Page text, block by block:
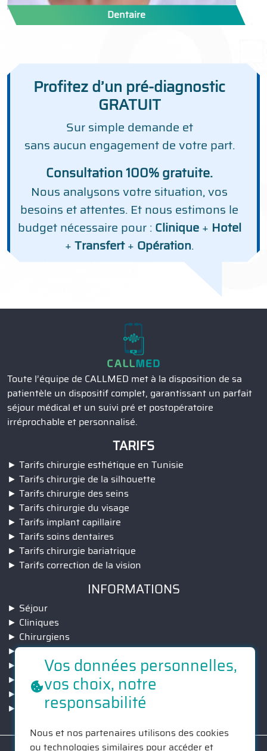
Dentaire
Profitez d’un pré-diagnostic
GRATUIT
Sur simple demande et
sans aucun engagement de votre part.
Consultation 100% gratuite.
Nous analysons votre situation, vos
besoins et attentes. Et nous estimons le
budget nécessaire pour :Clinique+ Hotel
+Transfert+ Opération.
Toute l’équipe de CALLMED met à la disposition de sa
patientèle un dispositif complet, garantissant un parfait
séjour médical et un suivi pré et postopératoire
irréprochable et personnalisé.
TARIFS
Tarifs chirurgie esthétique en Tunisie
Tarifs chirurgie de la silhouette
Tarifs chirurgie des seins
Tarifs chirurgie du visage
Tarifs implant capillaire
Tarifs soins dentaires
Tarifs chirurgie bariatrique
Tarifs correction de la vision
INFORMATIONS
Séjour
Cliniques
Chirurgiens
Nos engagemnts
Suivi post-opératoire
Devis GRATUIT
Qui sommes nous ?
Contact
© Callmed 2026
Vos données personnelles,
vos choix, notre
responsabilité
Nous et nos partenaires utilisons des cookies
ou technologies similaires pour accéder et